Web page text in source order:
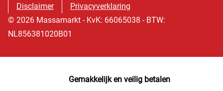
Disclaimer
Privacyverklaring
© 2026 Massamarkt - KvK: 66065038 - BTW:
NL856381020B01
Gemakkelijk en veilig betalen